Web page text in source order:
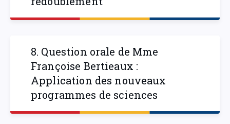
8. Question orale de Mme
Françoise Bertieaux :
Application des nouveaux
programmes de sciences